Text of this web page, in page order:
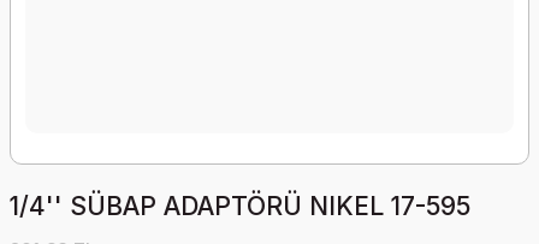
1/4'' SÜBAP ADAPTÖRÜ NIKEL 17-595